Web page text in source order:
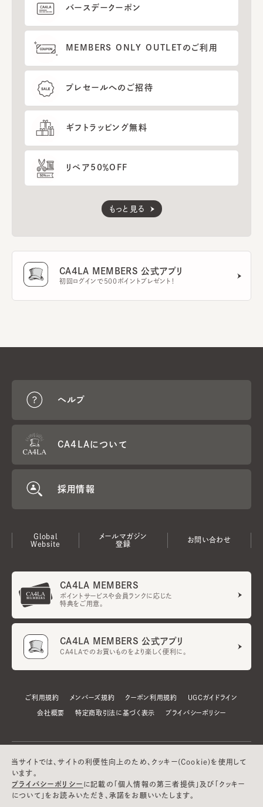
バースデークーポン
MEMBERS ONLY OUTLETのご利用
プレセールへのご招待
ギフトラッピング無料
リペア50％OFF
もっと見る
CA4LA MEMBERS 公式アプリ
初回ログインで500ポイントプレゼント！
ヘルプ
CA4LAについて
採用情報
Global
Website
メールマガジン
登録
お問い合わせ
CA4LA MEMBERS
ポイントサービスや会員ランクに応じた
特典をご用意。
CA4LA MEMBERS 公式アプリ
CA4LAでのお買いものをより楽しく便利に。
ご利用規約 メンバーズ規約 クーポン利用規約 UGCガイドライン
会社概要 特定商取引法に基づく表示 プライバシーポリシー
当サイトでは、サイトの利便性向上のため、クッキー(Cookie)を使用して
います。
プライバシーポリシー に記載の「個人情報の第三者提供」及び「クッキー
について」をお読みいただき、承諾をお願いいたします。